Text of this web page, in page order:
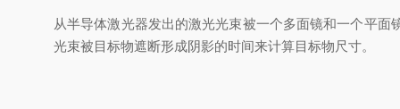
从半导体激光器发出的激光光束被一个多面镜和一个平
光束被目标物遮断形成阴影的时间来计算目标物尺寸。